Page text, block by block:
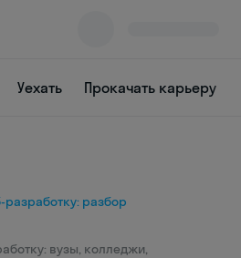
Уехать Прокачать карьеру
разработку: разбор
вузы, колледжи,